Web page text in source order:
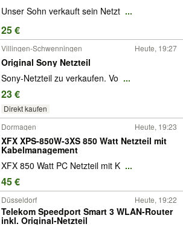
Unser Sohn verkauft sein Netzt ...
25 €
Villingen-Schwenningen Heute, 19:27
Original Sony Netzteil
Sony-Netzteil zu verkaufen. Vo ...
23 €
Direkt kaufen
Dormagen Heute, 19:23
XFX XPS-850W-3XS 850 Watt Netzteil mit
Kabelmanagement
XFX 850 Watt PC Netzteil mit K ...
45 €
Düsseldorf Heute, 19:22
Telekom Speedport Smart 3 WLAN-Router
inkl. Original-Netzteil